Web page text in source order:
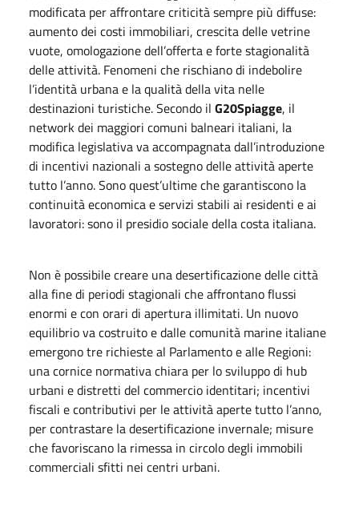
modificata per affrontare criticità sempre più diffuse:
aumento dei costi immobiliari, crescita delle vetrine
vuote, omologazione dell’offerta e forte stagionalità
delle attività. Fenomeni che rischiano di indebolire
l’identità urbana e la qualità della vita nelle
destinazioni turistiche. Secondo il G20Spiagge, il
network dei maggiori comuni balneari italiani, la
modifica legislativa va accompagnata dall’introduzione
di incentivi nazionali a sostegno delle attività aperte
tutto l’anno. Sono quest’ultime che garantiscono la
continuità economica e servizi stabili ai residenti e ai
lavoratori: sono il presidio sociale della costa italiana.
Non è possibile creare una desertificazione delle città
alla fine di periodi stagionali che affrontano flussi
enormi e con orari di apertura illimitati. Un nuovo
equilibrio va costruito e dalle comunità marine italiane
emergono tre richieste al Parlamento e alle Regioni:
una cornice normativa chiara per lo sviluppo di hub
urbani e distretti del commercio identitari; incentivi
fiscali e contributivi per le attività aperte tutto l’anno,
per contrastare la desertificazione invernale; misure
che favoriscano la rimessa in circolo degli immobili
commerciali sfitti nei centri urbani.